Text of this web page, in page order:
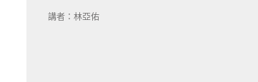
講者：林亞佑